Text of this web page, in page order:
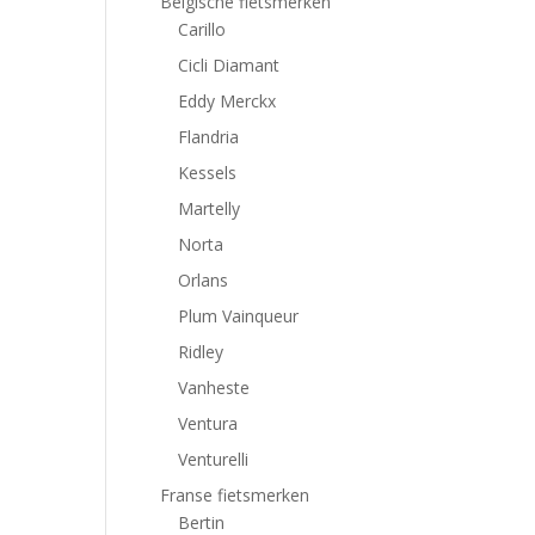
Carillo
Cicli Diamant
Eddy Merckx
Flandria
Kessels
Martelly
Norta
Orlans
Plum Vainqueur
Ridley
Vanheste
Ventura
Venturelli
Franse fietsmerken
Bertin